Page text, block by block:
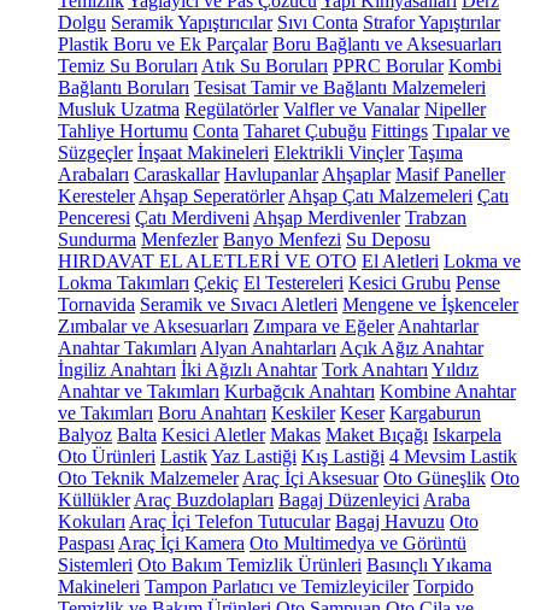
Dolgu Seramik Yapıştırıcılar Sıvı Conta Strafor Yapıştırılar
Plastik Boru ve Ek Parçalar Boru Bağlantı ve Aksesuarları
Temiz Su Boruları Atık Su Boruları PPRC Borular Kombi
Bağlantı Boruları Tesisat Tamir ve Bağlantı Malzemeleri
Musluk Uzatma Regülatörler Valfler ve Vanalar Nipeller
Tahliye Hortumu Conta Taharet Çubuğu Fittings Tıpalar ve
Süzgeçler İnşaat Makineleri Elektrikli Vinçler Taşıma
Arabaları Caraskallar Havlupanlar Ahşaplar Masif Paneller
Keresteler Ahşap Seperatörler Ahşap Çatı Malzemeleri Çatı
Penceresi Çatı Merdiveni Ahşap Merdivenler Trabzan
Sundurma Menfezler Banyo Menfezi Su Deposu
HIRDAVAT EL ALETLERİ VE OTO El Aletleri Lokma ve
Lokma Takımları Çekiç El Testereleri Kesici Grubu Pense
Tornavida Seramik ve Sıvacı Aletleri Mengene ve İşkenceler
Zımbalar ve Aksesuarları Zımpara ve Eğeler Anahtarlar
Anahtar Takımları Alyan Anahtarları Açık Ağız Anahtar
İngiliz Anahtarı İki Ağızlı Anahtar Tork Anahtarı Yıldız
Anahtar ve Takımları Kurbağcık Anahtarı Kombine Anahtar
ve Takımları Boru Anahtarı Keskiler Keser Kargaburun
Balyoz Balta Kesici Aletler Makas Maket Bıçağı Iskarpela
Oto Ürünleri LastikYaz Lastiği Kış Lastiği 4 Mevsim Lastik
Oto Teknik Malzemeler Araç İçi Aksesuar Oto Güneşlik Oto
Küllükler Araç Buzdolapları Bagaj Düzenleyici Araba
Kokuları Araç İçi Telefon Tutucular Bagaj Havuzu Oto
Paspası Araç İçi Kamera Oto Multimedya ve Görüntü
Sistemleri Oto Bakım Temizlik Ürünleri Basınçlı Yıkama
Makineleri Tampon Parlatıcı ve Temizleyiciler Torpido